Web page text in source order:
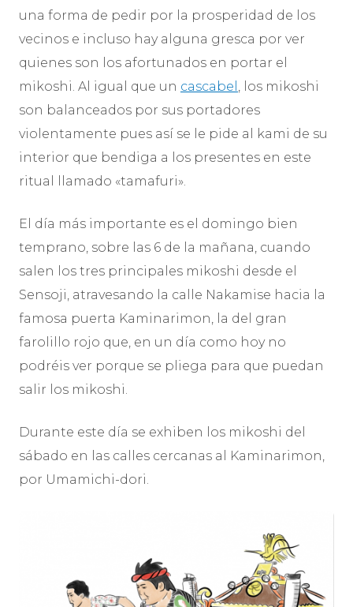
una forma de pedir por la prosperidad de los
vecinos e incluso hay alguna gresca por ver
quienes son los afortunados en portar el
mikoshi. Al igual que un cascabel , los mikoshi
son balanceados por sus portadores
violentamente pues así se le pide al kami de su
interior que bendiga a los presentes en este
ritual llamado «tamafuri».
El día más importante es el domingo bien
temprano, sobre las 6 de la mañana, cuando
salen los tres principales mikoshi desde el
Sensoji, atravesando la calle Nakamise hacia la
famosa puerta Kaminarimon, la del gran
farolillo rojo que, en un día como hoy no
podréis ver porque se pliega para que puedan
salir los mikoshi.
Durante este día se exhiben los mikoshi del
sábado en las calles cercanas al Kaminarimon,
por Umamichi-dori.